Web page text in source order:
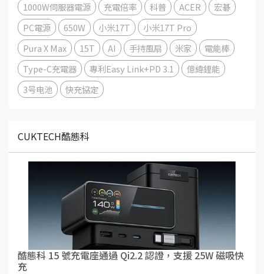
1000W伺服器電源
充電倍率 科普 ACER
宏碁
PC電源
650W 小米17T
小米17T Pro
Pura X Max
15T AI 手持風扇 米家
電能棒
Type-C充電器
專利Easy Link+PD 3.1
億緯鋰能
3号电池
快充協定
CUKTECH酷態科
酷態科 15 號充電座通過 Qi2.2 認證，支援 25W 磁吸快
充